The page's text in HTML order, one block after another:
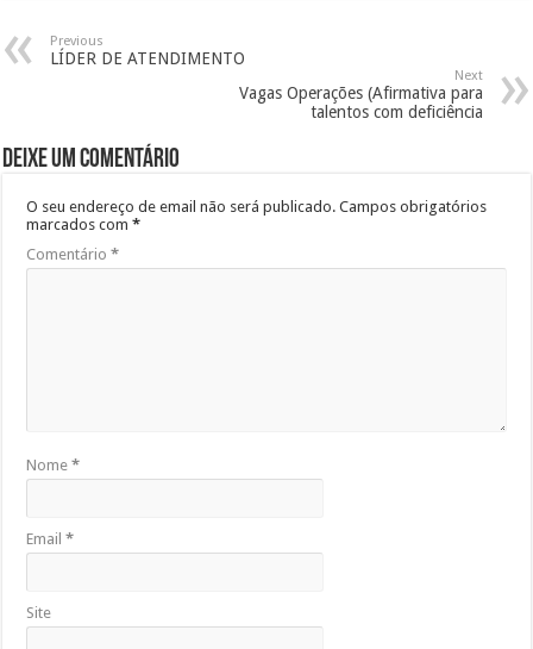
Previous
LÍDER DE ATENDIMENTO
Next
Vagas Operações (Afirmativa para
talentos com deficiência
Deixe um comentário
O seu endereço de email não será publicado. Campos obrigatórios
marcados com*
Comentário*
Nome*
Email*
Site